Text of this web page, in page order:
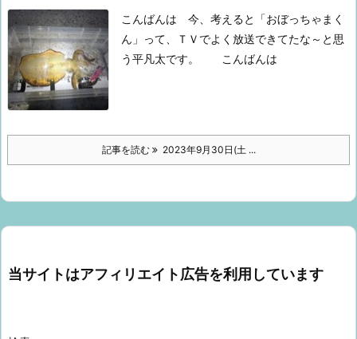
こんばんは 今、考えると
「おぼっちゃまく
ん」 って、ＴＶでよく放送できてたな～と思
う平凡太です。 こんばんは
記事を読む 2023年9月30日(土 ...
当サイトはアフィリエイト広告を利用しています